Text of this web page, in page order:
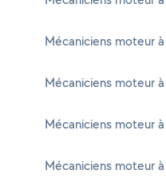
Mécaniciens moteur
Mécaniciens moteur
Mécaniciens moteur à
Mécaniciens moteur